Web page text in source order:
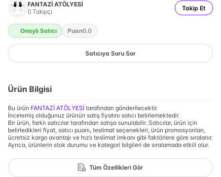
FANTAZİ ATÖLYESİ
0 Takipçi Takip Et
Onaylı Satıcı Puan0.0
Satıcıya Soru Sor
Ürün Bilgisi
Bu ürün FANTAZİ ATÖLYESİ tarafından gönderilecektir.
İncelemiş olduğunuz ürünün satış fiyatını satıcı belirlemektedir.
Bir ürün, farklı satıcılar tarafından satışa sunulabilir. Satıcılar, ürün için
belirledikleri fiyat, satıcı puanı, teslimat seçenekleri, ürün promosyonları,
ücretsiz kargo avantajı ve hızlı teslimat imkanı gibi faktörlere göre sıralanır.
Ayrıca, ürünlerin stok durumu ve kategori bilgileri de sıralamada etkili olur.
Tüm Özellikleri Gör